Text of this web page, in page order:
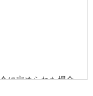
に定められた場合